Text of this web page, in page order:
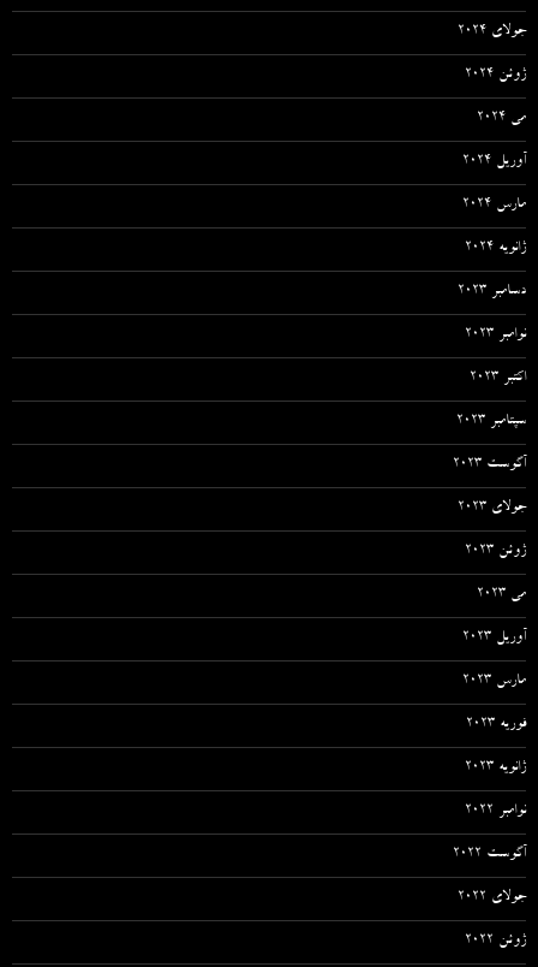
جولای 2024
ژوئن 2024
می 2024
آوریل 2024
مارس 2024
ژانویه 2024
دسامبر 2023
نوامبر 2023
اکتبر 2023
سپتامبر 2023
آگوست 2023
جولای 2023
ژوئن 2023
می 2023
آوریل 2023
مارس 2023
فوریه 2023
ژانویه 2023
نوامبر 2022
آگوست 2022
جولای 2022
ژوئن 2022